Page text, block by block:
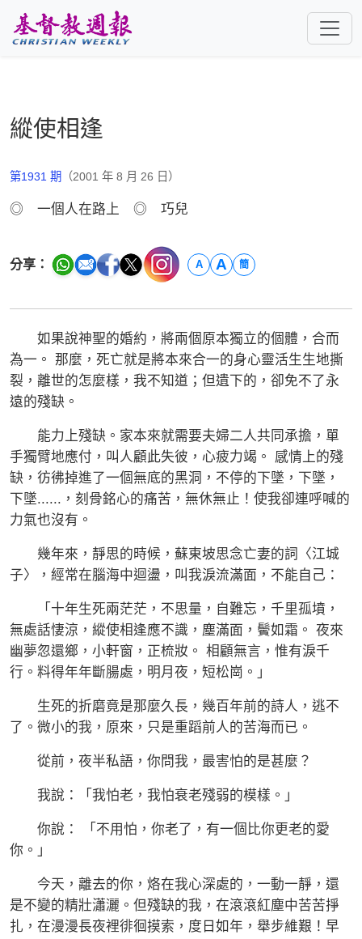
縱使相逢
第1931 期 （2001 年 8 月 26 日）
◎ 一個人在路上 ◎ 巧兒
分享： A A 簡
如果說神聖的婚約，將兩個原本獨立的個體，合而
為一。 那麼，死亡就是將本來合一的身心靈活生生地撕
裂，離世的怎麼樣，我不知道；但遺下的，卻免不了永
遠的殘缺。
能力上殘缺。家本來就需要夫婦二人共同承擔，單
手獨臂地應付，叫人顧此失彼，心疲力竭。 感情上的殘
缺，彷彿掉進了一個無底的黑洞，不停的下墜，下墜，
下墜......，刻骨銘心的痛苦，無休無止！使我卻連呼喊的
力氣也沒有。
幾年來，靜思的時候，蘇東坡思念亡妻的詞〈江城
子〉，經常在腦海中迴盪，叫我淚流滿面，不能自己：
「十年生死兩茫茫，不思量，自難忘，千里孤墳，
無處話悽涼，縱使相逢應不識，塵滿面，鬢如霜。 夜來
幽夢忽還鄉，小軒窗，正梳妝。 相顧無言，惟有淚千
行。料得年年斷腸處，明月夜，短松崗。」
生死的折磨竟是那麼久長，幾百年前的詩人，逃不
了。微小的我，原來，只是重蹈前人的苦海而已。
從前，夜半私語，你問我，最害怕的是甚麼？
我說：「我怕老，我怕衰老殘弱的模樣。」
你說： 「不用怕，你老了，有一個比你更老的愛
你。」
今天，離去的你，烙在我心深處的，一動一靜，還
是不變的精壯瀟灑。但殘缺的我，在滾滾紅塵中苦苦掙
扎，在漫漫長夜裡徘徊摸索，度日如年，舉步維艱！早